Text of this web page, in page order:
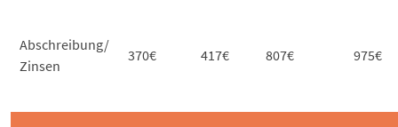
Abschreibung/
Zinsen
370€ 417€ 807€ 975€